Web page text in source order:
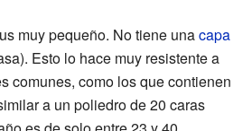
muy pequeño. No tiene unacapa
Esto lo hace muy resistente a
comunes, como los que contienen
a un poliedro de 20 caras